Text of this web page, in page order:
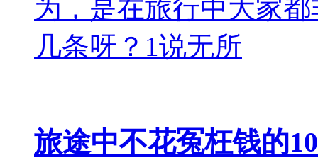
为，是在旅行中大家
几条呀？1说无所
旅途中不花冤枉钱的